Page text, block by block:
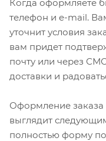
Когда оформляете
телефон и e-mail.
уточнит условия
вам придет
почту или через
доставки и
Оформление
выглядит
полностью форму